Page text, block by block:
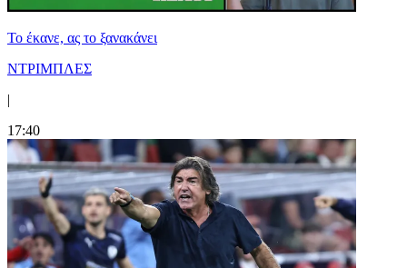
Το έκανε, ας το ξανακάνει
ΝΤΡΙΜΠΛΕΣ
|
17:40